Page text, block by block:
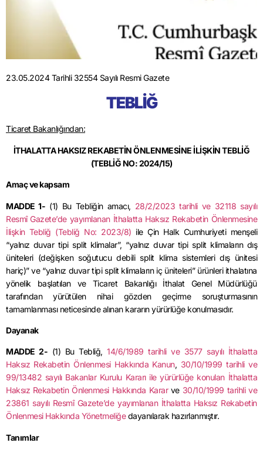
23.05.2024 Tarihli 32554 Sayılı Resmi Gazete
TEBLİĞ
Ticaret Bakanlığından:
İTHALATTA HAKSIZ REKABETİN ÖNLENMESİNE İLİŞKİN TEBLİĞ
(TEBLİĞ NO: 2024/15)
Amaç ve kapsam
MADDE 1- (1) Bu Tebliğin amacı, 28/2/2023 tarihli ve 32118 sayılı
Resmî Gazete’de yayımlanan İthalatta Haksız Rekabetin Önlenmesine
İlişkin Tebliğ (Tebliğ No: 2023/8) ile Çin Halk Cumhuriyeti menşeli
“yalnız duvar tipi split klimalar”, “yalnız duvar tipi split klimaların dış
üniteleri (değişken soğutucu debili split klima sistemleri dış ünitesi
hariç)” ve “yalnız duvar tipi split klimaların iç üniteleri” ürünleri ithalatına
yönelik başlatılan ve Ticaret Bakanlığı İthalat Genel Müdürlüğü
tarafından yürütülen nihai gözden geçirme soruşturmasının
tamamlanması neticesinde alınan kararın yürürlüğe konulmasıdır.
Dayanak
MADDE 2- (1) Bu Tebliğ, 14/6/1989 tarihli ve 3577 sayılı İthalatta
Haksız Rekabetin Önlenmesi Hakkında Kanun, 30/10/1999 tarihli ve
99/13482 sayılı Bakanlar Kurulu Kararı ile yürürlüğe konulan İthalatta
Haksız Rekabetin Önlenmesi Hakkında Kararve 30/10/1999 tarihli ve
23861 sayılı Resmî Gazete’de yayımlanan İthalatta Haksız Rekabetin
Önlenmesi Hakkında Yönetmeliğedayanılarak hazırlanmıştır.
Tanımlar